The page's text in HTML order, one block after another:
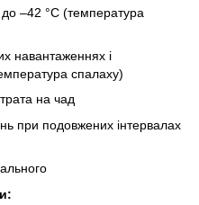
–42 °C (температура
навантаженнях і
спалаху)
на чад
при подовжених інтервалах